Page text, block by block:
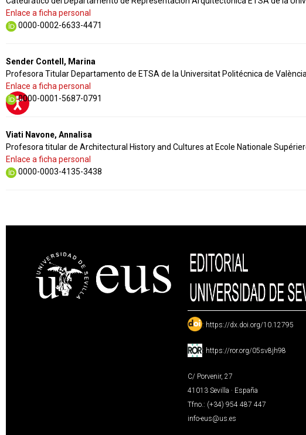
Enlace a ficha personal
0000-0002-6633-4471
Sender Contell, Marina
Profesora Titular Departamento de ETSA de la Universitat Politécnica de València
Enlace a ficha personal
0000-0001-5687-0791
Viati Navone, Annalisa
Profesora titular de Architectural History and Cultures at Ecole Nationale
Enlace a ficha personal
0000-0003-4135-3438
: https://dx.doi.org/10.12795
: https://ror.org/05sv8jh98
C/ Porvenir, 27
41013 Sevilla · España
Tfno.: (+34) 954 487 447
info-eus@us.es